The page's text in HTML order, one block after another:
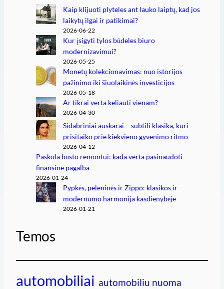
Kaip klijuoti plyteles ant lauko laiptų, kad jos
laikytų ilgai ir patikimai?
2026-06-22
Kur įsigyti tylos būdeles biuro
modernizavimui?
2026-05-25
Monetų kolekcionavimas: nuo istorijos
pažinimo iki šiuolaikinės investicijos
2026-05-18
Ar tikrai verta keliauti vienam?
2026-04-30
Sidabriniai auskarai – subtili klasika, kuri
prisitaiko prie kiekvieno gyvenimo ritmo
2026-04-12
Paskola būsto remontui: kada verta pasinaudoti
finansine pagalba
2026-01-24
Pypkės, peleninės ir Zippo: klasikos ir
modernumo harmonija kasdienybėje
2026-01-21
Temos
automobiliai automobiliu nuoma